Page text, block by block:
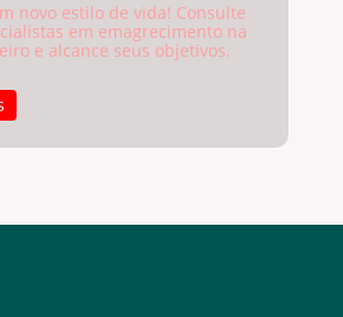
novo estilo de vida! Consulte
em emagrecimento na
e alcance seus objetivos.